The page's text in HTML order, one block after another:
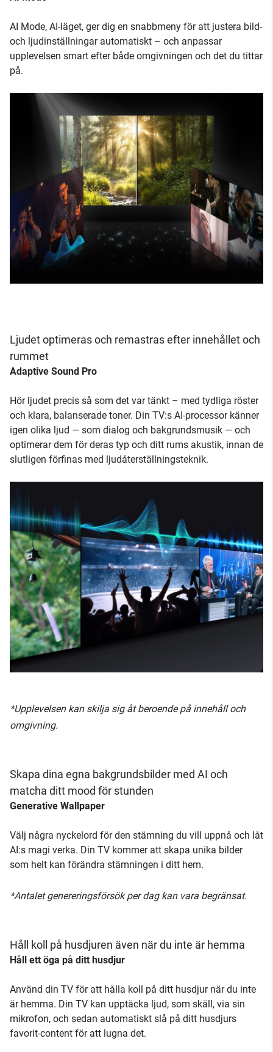
AI Mode, AI-läget, ger dig en snabbmeny för att justera bild-
och ljudinställningar automatiskt – och anpassar
upplevelsen smart efter både omgivningen och det du tittar
på.
Ljudet optimeras och remastras efter innehållet och
rummet
Adaptive Sound Pro
Hör ljudet precis så som det var tänkt – med tydliga röster
och klara, balanserade toner. Din TV:s AI-processor känner
igen olika ljud — som dialog och bakgrundsmusik — och
optimerar dem för deras typ och ditt rums akustik, innan de
slutligen förfinas med ljudåterställningsteknik.
*Upplevelsen kan skilja sig åt beroende på innehåll och
omgivning.
Skapa dina egna bakgrundsbilder med AI och
matcha ditt mood för stunden
Generative Wallpaper
Välj några nyckelord för den stämning du vill uppnå och låt
AI:s magi verka. Din TV kommer att skapa unika bilder
som helt kan förändra stämningen i ditt hem.
*Antalet genereringsförsök per dag kan vara begränsat.
Håll koll på husdjuren även när du inte är hemma
Håll ett öga på ditt husdjur
Använd din TV för att hålla koll på ditt husdjur när du inte
är hemma. Din TV kan upptäcka ljud, som skäll, via sin
mikrofon, och sedan automatiskt slå på ditt husdjurs
favorit-content för att lugna det.